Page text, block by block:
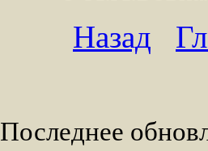
Назад
Последнее